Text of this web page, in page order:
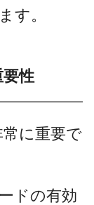
す。
性
に重要で
ドの有効